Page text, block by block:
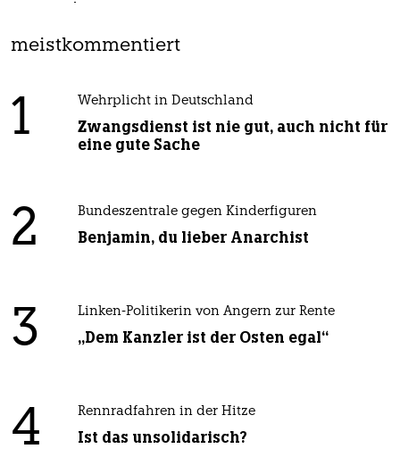
meistkommentiert
1 Wehrplicht in Deutschland
Zwangsdienst ist nie gut, auch nicht für
eine gute Sache
2 Bundeszentrale gegen Kinderfiguren
Benjamin, du lieber Anarchist
3 Linken-Politikerin von Angern zur Rente
„Dem Kanzler ist der Osten egal“
4 Rennradfahren in der Hitze
Ist das unsolidarisch?